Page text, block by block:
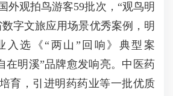
外观拍鸟游客59批次，“观鸟明
字文旅应用场景优秀案例，明
入选《“两山”回响》典型案
在明溪”品牌愈发响亮。中医药
育，引进明药药业等一批优质